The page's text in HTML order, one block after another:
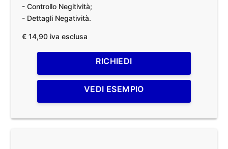
- Controllo Negitività;
- Dettagli Negatività.
€ 14,90 iva esclusa
RICHIEDI
VEDI ESEMPIO